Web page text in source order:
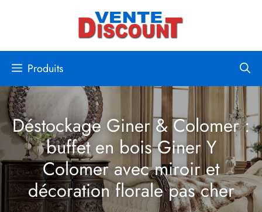
Produits
Déstockage Giner & Colomer :
buffet en bois Giner Y
Colomer avec miroir et
décoration florale pas cher